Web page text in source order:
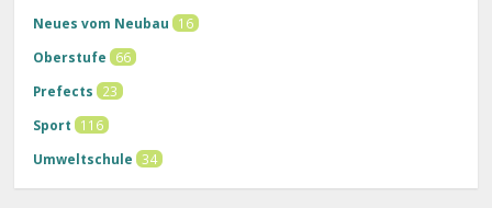
Neues vom Neubau
16
Oberstufe
66
Prefects
23
Sport
116
Umweltschule 34